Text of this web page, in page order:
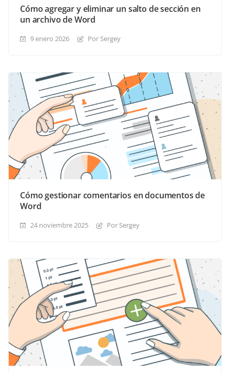
Cómo agregar y eliminar un salto de sección en
un archivo de Word
9 enero 2026 Por Sergey
Cómo gestionar comentarios en documentos de
Word
24 noviembre 2025 Por Sergey